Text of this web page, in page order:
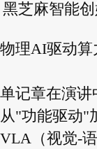
黑芝麻智能
物理AI驱动算
单记章在演讲
从"功能驱动"
VLA（视觉-